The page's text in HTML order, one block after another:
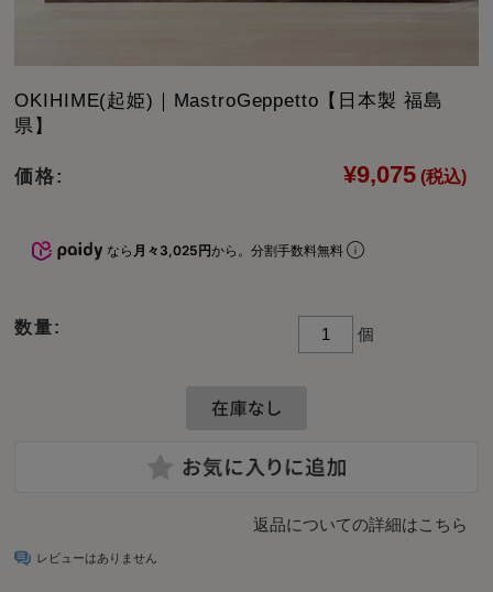
OKIHIME(起姫)｜MastroGeppetto【日本製 福島
県】
価格: ¥9,075 (税込)
なら 月々3,025円から。分割手数料無料
数量: 個
返品についての詳細はこちら
レビューはありません